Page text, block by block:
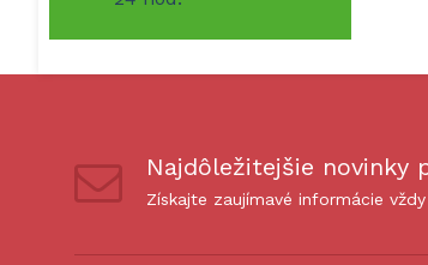
Najdôležitejšie novinky
Získajte zaujímavé informácie